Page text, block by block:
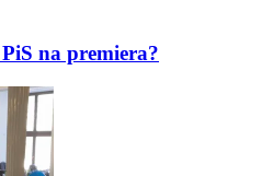
na premiera?